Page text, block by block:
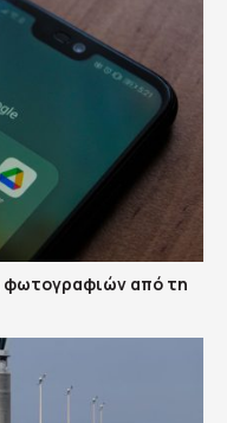
φωτογραφιών από τη